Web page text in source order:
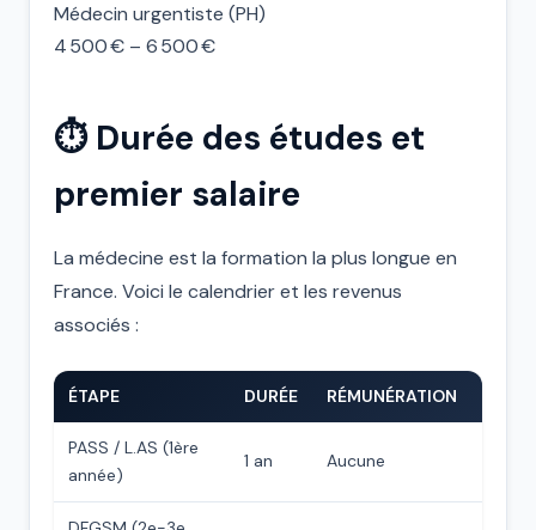
Médecin urgentiste (PH)
4 500 € – 6 500 €
⏱️ Durée des études et
premier salaire
La médecine est la formation la plus longue en
France. Voici le calendrier et les revenus
associés :
ÉTAPE DURÉE RÉMUNÉRATION
PASS / L.AS (1ère
année)
1 an Aucune